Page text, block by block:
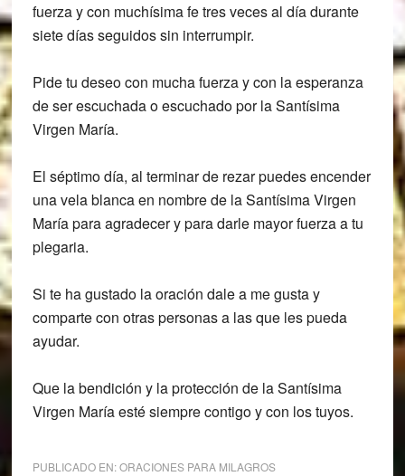
fuerza y con muchísima fe tres veces al día durante
siete días seguidos sin interrumpir.
Pide tu deseo con mucha fuerza y con la esperanza
de ser escuchada o escuchado por la Santísima
Virgen María.
El séptimo día, al terminar de rezar puedes encender
una vela blanca en nombre de la Santísima Virgen
María para agradecer y para darle mayor fuerza a tu
plegaria.
Si te ha gustado la oración dale a me gusta y
comparte con otras personas a las que les pueda
ayudar.
Que la bendición y la protección de la Santísima
Virgen María esté siempre contigo y con los tuyos.
PUBLICADO EN:ORACIONES PARA MILAGROS